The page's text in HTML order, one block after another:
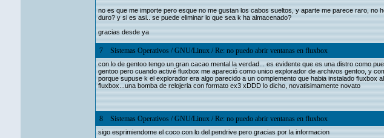
no es que me importe pero esque no me gustan los cabos sueltos, y aparte me parece raro,
duro? y si es asi.. se puede eliminar lo que sea k ha almacenado?
gracias desde ya
7 Sistemas Operativos /GNU/Linux /Re: no puedo abrir ventanas en fluxbox
con lo de gentoo tengo un gran cacao mental la verdad... es evidente que es una distro como
gentoo pero cuando activé fluxbox me apareció como unico explorador de archivos gentoo, y
porque supuse k el explorador era algo parecido a un complemento que habia instalado
fluxbox...una bomba de relojeria con formato ex3 xDDD lo dicho, novatisimamente novato
8 Sistemas Operativos /GNU/Linux /Re: no puedo abrir ventanas en fluxbox
sigo esprimiendome el coco con lo del pendrive pero gracias por la informacion